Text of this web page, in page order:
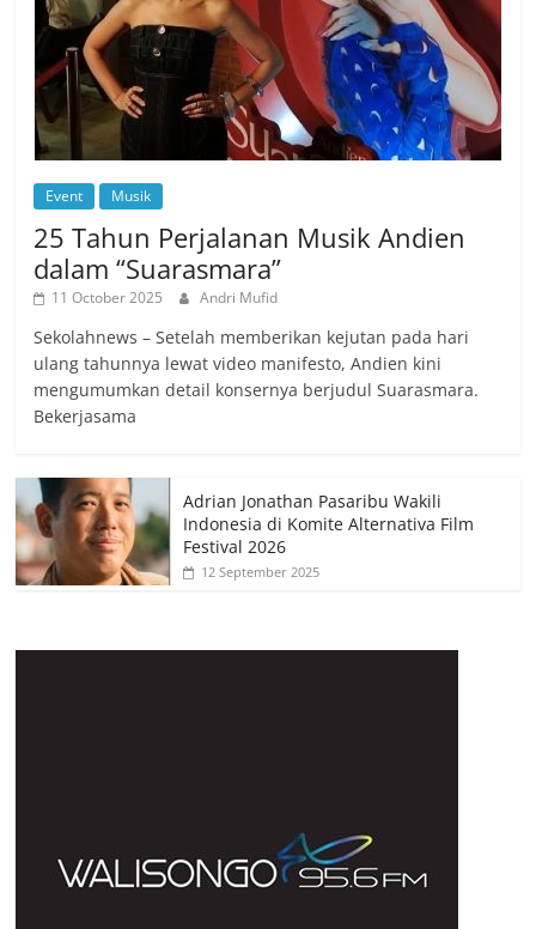
Event Musik
25 Tahun Perjalanan Musik Andien
dalam “Suarasmara”
11 October 2025 Andri Mufid
Sekolahnews – Setelah memberikan kejutan pada hari
ulang tahunnya lewat video manifesto, Andien kini
mengumumkan detail konsernya berjudul Suarasmara.
Bekerjasama
Adrian Jonathan Pasaribu Wakili
Indonesia di Komite Alternativa Film
Festival 2026
12 September 2025